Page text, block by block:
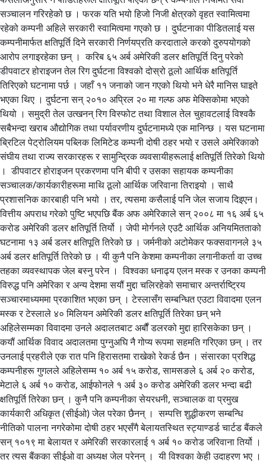
सञ्चालन गरिरहेको छ । फरक यति भयो हिजो निजी क्षेत्रको वृहत स्वामित्वमा
रहेको कम्पनी अहिले सरकारी स्वामित्वमा गएको छ । दुर्घटनाका पीडितलाई यस
कम्पनीमार्फत क्षतिपूर्ति दिने सरकारी निर्णयप्रति करदाताले करको दुरुपयोगको
आरोप लगाइरहेका छन् । करिब ६५ अर्ब अमेरिकी डलर क्षतिपूर्ति दिनु परेको
डीपवाटर होराइजन तेल रिग दुर्घटना विश्वको दोस्रो ठूलो आर्थिक क्षतिपूर्ति
तिरिएको घटनामा पर्छ । जहाँ ११ जनाको जान गएको थियो भने धेरै मानिस घाइते
भएका थिए । दुर्घटना सन् २०१० अप्रिल २० मा गल्फ अफ मेक्सिकोमा भएको
थियो । समुद्री तेल उत्खनन् रिग विस्फोट तथा विशाल तेल चुहावटलाई विश्वकै
सबैभन्दा खराब औद्योगिक तथा पर्यावरणीय दुर्घटनामध्ये एक मानिन्छ । यस घटनामा
ब्रिटिल पेट्रोलियम पब्लिक लिमिटेड कम्पनी दोषी ठहर भयो र उसले अमेरिकाको
संघीय तथा राज्य सरकारहरू र सामुन्द्रिक व्यवसायीहरूलाई क्षतिपूर्ति तिरेको थियो
। डीपवाटर होराइजन प्रकरणमा पनि बीपी र उसका सहायक कम्पनीका
सञ्चालक/कार्यकारीहरूमा माथि ठूलो आर्थिक जरिवाना तिराइयो । साथै
प्रशासनिक कारबाही पनि भयो । तर, त्यसमा कसैलाई पनि जेल सजाय दिइएन।
वित्तीय अपराध गरेको पुष्टि भएपछि बैंक अफ अमेरिकाले सन् २००८ मा १६ अर्ब ६५
करोड अमेरिकी डलर क्षतिपूर्ति तिर्यो । जेपी मोर्गनले एउटै आर्थिक अनियमितताको
घटनामा १३ अर्ब डलर क्षतिपूति तिरेको छ । जर्मनीको अटोमेकर फक्सवागनले ३५
अर्ब डलर क्षतिपूर्ति तिरेको छ । यी कुनै पनि केशमा कम्पनीका लगानीकर्ता वा उच्च
तहका व्यवस्थापक जेल बस्नु परेन । विश्वका धनाढ्य एलन मस्क र उनका कम्पनी
विरुद्ध पनि अमेरिका र अन्य देशमा सयौं मुद्दा चलिरहेको समाचार अन्तर्राष्ट्रिय
सञ्चारमाध्यममा प्रकाशित भएका छन् । टेस्लासँग सम्बन्धित एउटा विवादमा एलन
मस्क र टेस्लाले ४० मिलियन अमेरिकी डलर क्षतिपूर्ति तिरेका छन् भने
अहिलेसम्मका विवादमा उनले अदालतबाट अर्बौं डलरको मुद्दा हारिसकेका छन् ।
कयौं आर्थिक विवाद अदालतमा पुग्नुअघि नै गोप्य रूपमा सहमति गरिएका छन् । तर
उनलाई प्रहरीले एक रात पनि हिरासतमा राखेको रेकर्ड छैन । संसारका प्रशिद्ध
कम्पनीहरू गुगलले अहिलेसम्म १० अर्ब १५ करोड, सामसङले ६ अर्ब २० करोड,
मेटाले ६ अर्ब १० करोड, आईफोनले १ अर्ब ३० करोड अमेरिकी डलर भन्दा बढी
क्षतिपूर्ति तिरेका छन् । कुनै पनि कम्पनीका सेयरधनी, सञ्चालक वा प्रमुख
कार्यकारी अधिकृत (सीईओ) जेल परेका छैनन् । सम्पत्ति शुद्धीकरण सम्बन्धि
नीतिको पालना नगरेकोमा दोषी ठहर भएसँगै बेलायतस्थित स्ट्याण्डर्ड चार्टड बैंकले
सन् १०१९ मा बेलायत र अमेरिकी सरकारलाई १ अर्ब १० करोड जरिवाना तिर्यो ।
तर त्यस बैंकका सीईओ वा अध्यक्ष जेल परेनन् । यी विश्वका केही उदाहरण भए ।